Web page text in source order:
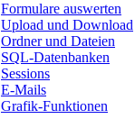
Formulare auswerten
Upload und Download
Ordner und Dateien
SQL-Datenbanken
Sessions
E-Mails
Grafik-Funktionen